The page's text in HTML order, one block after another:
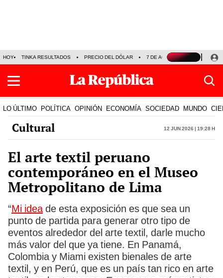
HOY TINKA RESULTADOS PRECIO DEL DÓLAR 7 DE AGOSTO OLLANTA
LO ÚLTIMO POLÍTICA OPINIÓN ECONOMÍA SOCIEDAD MUNDO
Cultural 12 Jun 2026 | 19:28 h
El arte textil peruano
contemporáneo en el Museo
Metropolitano de Lima
“Mi ideade esta exposición es que sea un
punto de partida para generar otro tipo de
eventos alrededor del arte textil, darle mucho
más valor del que ya tiene. En Panamá,
Colombia y Miami existen bienales de arte
textil, y en Perú, que es un país tan rico en arte